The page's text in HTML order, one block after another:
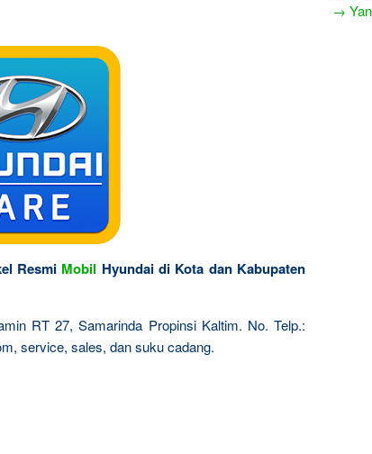
Resmi Mobil Hyundai di Kota dan Kabupaten
RT 27, Samarinda Propinsi Kaltim. No. Telp.:
service, sales, dan suku cadang.
→